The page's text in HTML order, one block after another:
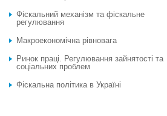
Фіскальний механізм та фіскальне
регулювання
Макроекономічна рівновага
Ринок праці. Регулювання зайнятості та
соціальних проблем
Фіскальна політика в Україні